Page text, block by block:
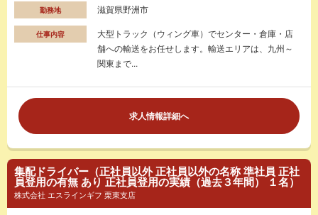
勤務地 滋賀県野洲市
仕事内容
大型トラック（ウィング車）でセンター・倉庫・店
舗への輸送をお任せします。輸送エリアは、九州～
関東まで...
求人情報詳細へ
集配ドライバー（正社員以外 正社員以外の名称 準社員 正社
員登用の有無 あり 正社員登用の実績（過去３年間） １名）
株式会社 エスラインギフ 栗東支店